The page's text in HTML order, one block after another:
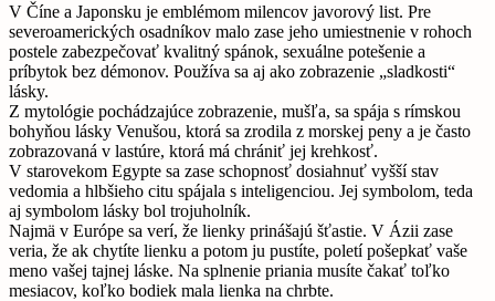
V Číne a Japonsku je emblémom milencov javorový list. Pre
severoamerických osadníkov malo zase jeho umiestnenie v rohoch
postele zabezpečovať kvalitný spánok, sexuálne potešenie a
príbytok bez démonov. Používa sa aj ako zobrazenie „sladkosti“
lásky.
Z mytológie pochádzajúce zobrazenie, mušľa, sa spája s rímskou
bohyňou lásky Venušou, ktorá sa zrodila z morskej peny a je často
zobrazovaná v lastúre, ktorá má chrániť jej krehkosť.
V starovekom Egypte sa zase schopnosť dosiahnuť vyšší stav
vedomia a hlbšieho citu spájala s inteligenciou. Jej symbolom, teda
aj symbolom lásky bol trojuholník.
Najmä v Európe sa verí, že lienky prinášajú šťastie. V Ázii zase
veria, že ak chytíte lienku a potom ju pustíte, poletí pošepkať vaše
meno vašej tajnej láske. Na splnenie priania musíte čakať toľko
mesiacov, koľko bodiek mala lienka na chrbte.